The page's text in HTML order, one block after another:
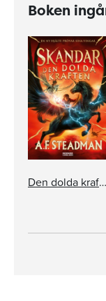
Boken
Den dolda kraften